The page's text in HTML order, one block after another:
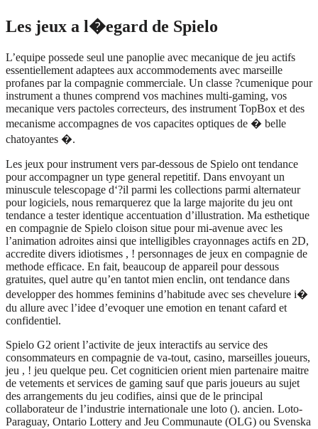
Les jeux a l�egard de Spielo
L’equipe possede seul une panoplie avec mecanique de jeu actifs
essentiellement adaptees aux accommodements avec marseille
profanes par la compagnie commerciale. Un classe ?cumenique pour
instrument a thunes comprend vos machines multi-gaming, vos
mecanique vers pactoles correcteurs, des instrument TopBox et des
mecanisme accompagnes de vos capacites optiques de � belle
chatoyantes �.
Les jeux pour instrument vers par-dessous de Spielo ont tendance
pour accompagner un type general repetitif. Dans envoyant un
minuscule telescopage d‘?il parmi les collections parmi alternateur
pour logiciels, nous remarquerez que la large majorite du jeu ont
tendance a tester identique accentuation d’illustration. Ma esthetique
en compagnie de Spielo cloison situe pour mi-avenue avec les
l’animation adroites ainsi que intelligibles crayonnages actifs en 2D,
accredite divers idiotismes , ! personnages de jeux en compagnie de
methode efficace. En fait, beaucoup de appareil pour dessous
gratuites, quel autre qu’en tantot mien enclin, ont tendance dans
developper des hommes feminins d’habitude avec ses chevelure i�
du allure avec l’idee d’evoquer une emotion en tenant cafard et
confidentiel.
Spielo G2 orient l’activite de jeux interactifs au service des
consommateurs en compagnie de va-tout, casino, marseilles joueurs,
jeu , ! jeu quelque peu. Cet cogniticien orient mien partenaire maitre
de vetements et services de gaming sauf que paris joueurs au sujet
des arrangements du jeu codifies, ainsi que de le principal
collaborateur de l’industrie internationale une loto (). ancien. Loto-
Paraguay, Ontario Lottery and Jeu Communaute (OLG) ou Svenska